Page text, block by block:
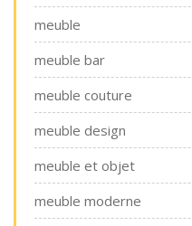
meuble
meuble bar
meuble couture
meuble design
meuble et objet
meuble moderne